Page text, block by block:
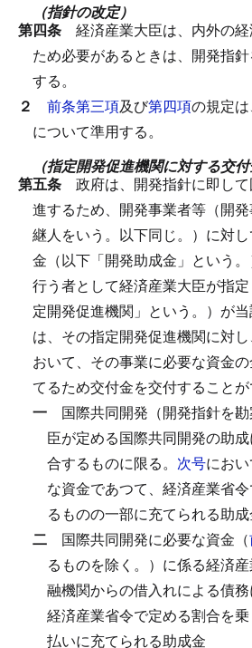
（指針の改定）
第四条 経済産業大臣は、内外の
ため必要があるときは、開発指
する。
２ 前条第三項及び第四項の規定
について準用する。
（指定開発促進機関に対する交付
第五条 政府は、開発指針に即し
進するため、開発事業者等（開
継人をいう。以下同じ。）に対
金（以下「開発助成金」という
行う者として経済産業大臣が指
定開発促進機関」という。）が
は、その指定開発促進機関に対
おいて、その事業に必要な資金
てるため交付金を交付することが
一 国際共同開発（開発指針を
臣が定める国際共同開発の助
合するものに限る。 次号にお
な資金であつて、経済産業省
るものの一部に充てられる助
二 国際共同開発に必要な資金（
るものを除く。）に係る経済
融機関からの借入れによる債
経済産業省令で定める割合を
払いに充てられる助成金